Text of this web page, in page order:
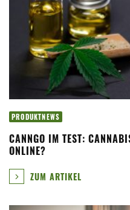
PRODUKTNEWS
CANNGO IM TEST:
ONLINE?
ZUM ARTIKEL